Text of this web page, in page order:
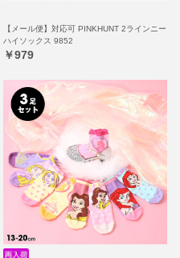
【メール便】対応可 PINKHUNT 2ラインニー
ハイソックス 9852
￥979